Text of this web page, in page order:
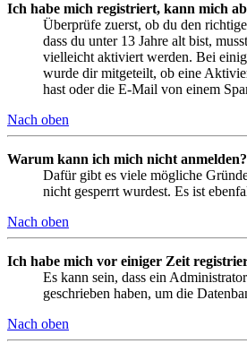
Ich habe mich registriert, kann mich
Überprüfe zuerst, ob du den
dass du unter 13 Jahre alt bist,
vielleicht aktiviert werden. Bei
wurde dir mitgeteilt, ob eine
hast oder die E-Mail von einem
Nach oben
Warum kann ich mich nicht anmelden?
Dafür gibt es viele mögliche
nicht gesperrt wurdest. Es ist
Nach oben
Ich habe mich vor einiger Zeit
Es kann sein, dass ein
geschrieben haben, um die
Nach oben